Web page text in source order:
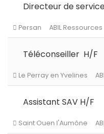
Directeur de
Persan ABIL
Téléconseiller H/F
Le Perray en Yvelines
Assistant SAV H/F